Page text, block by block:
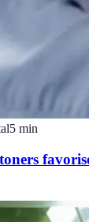
5 min